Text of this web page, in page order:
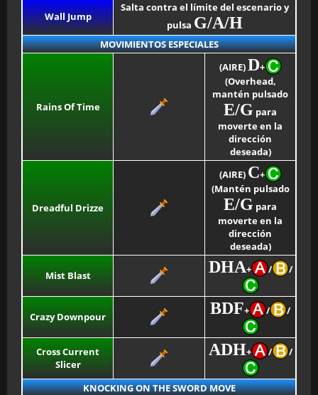
Wall Jump
Salta contra el límite del escenario y
pulsa G/A/H
MOVIMIENTOS ESPECIALES
Rains Of Time
(AIRE)D+
(Overhead,
mantén pulsado
E/G para
moverte en la
dirección
deseada)
Dreadful Drizze
(AIRE) C+
(Mantén pulsado
E/G para
moverte en la
dirección
deseada)
Mist Blast DHA+ / /
Crazy Downpour BDF+ / /
Cross Current
Slicer
ADH+ / /
KNOCKING ON THE SWORD MOVE